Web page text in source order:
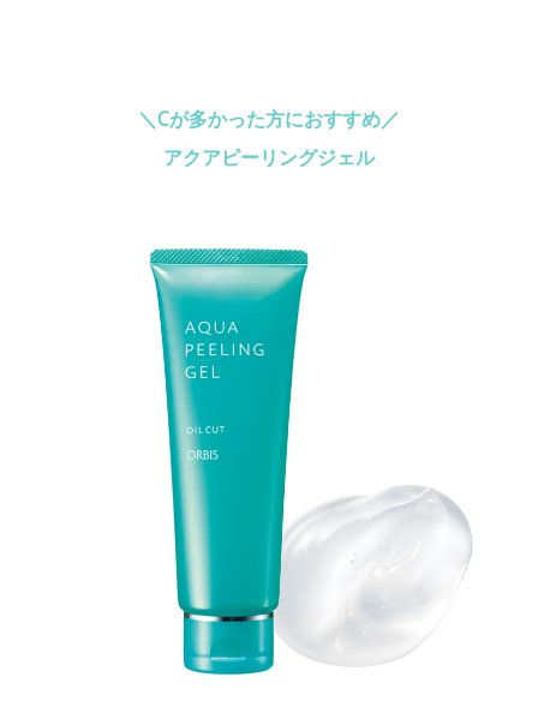
＼Cが多かった方におすすめ／
アクアピーリングジェル